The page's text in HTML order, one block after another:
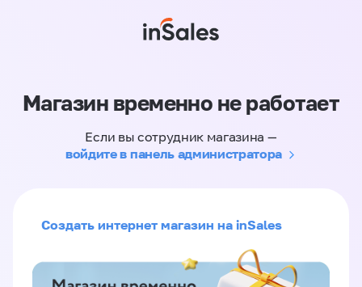
Магазин временно не работает
Если вы сотрудник магазина —
войдите в панель администратора
Создать интернет магазин на inSales